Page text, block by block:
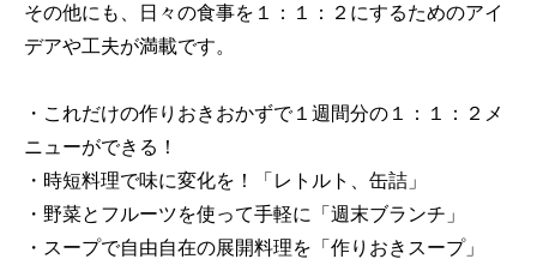
その他にも、日々の食事を１：１：２にするためのアイ
デアや工夫が満載です。
・これだけの作りおきおかずで１週間分の１：１：２メ
ニューができる！
・時短料理で味に変化を！「レトルト、缶詰」
・野菜とフルーツを使って手軽に「週末ブランチ」
・スープで自由自在の展開料理を「作りおきスープ」